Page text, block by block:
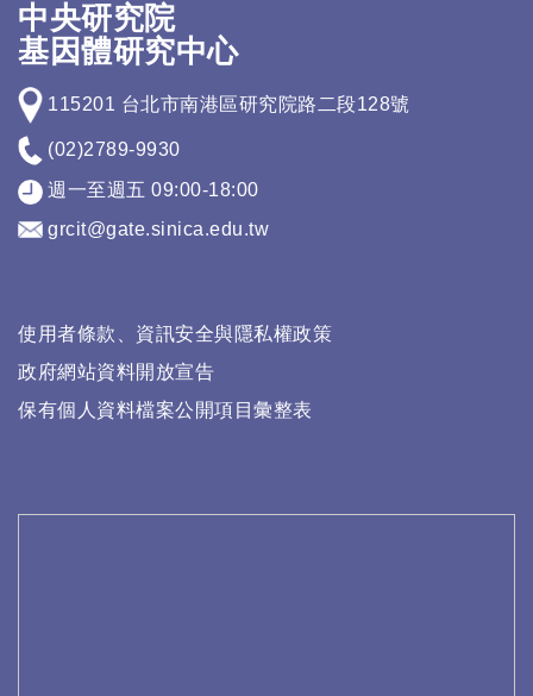
中央研究院
基因體研究中心
115201 台北市南港區研究院路二段128號
(02)2789-9930
週一至週五 09:00-18:00
grcit@gate.sinica.edu.tw
使用者條款、資訊安全與隱私權政策
政府網站資料開放宣告
保有個人資料檔案公開項目彙整表